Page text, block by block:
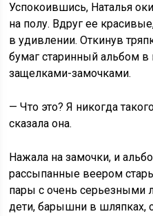
Успокоившись, Наталья
на полу. Вдруг ее
в удивлении. Откинув
бумаг старинный альбом
защелками-замочками.
— Что это? Я никогда
сказала она.
Нажала на замочки, и
рассыпанные веером
пары с очень серьезными
дети, барышни в шляпках,